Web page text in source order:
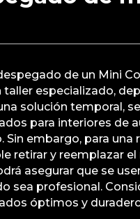
de un Mini
taller especializado,
solución temporal,
para interiores de
embargo, para una
retirar y reemplazar
asegurar que se
sea profesional.
óptimos y